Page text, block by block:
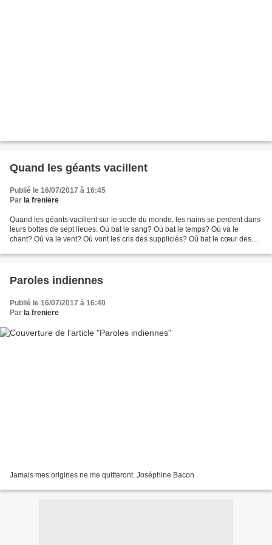
Quand les géants vacillent
Publié le 16/07/2017 à 16:45
Par la freniere
Quand les géants vacillent sur le socle du monde, les nains se perdent dans
leurs bottes de sept lieues. Où bat le sang? Où bat le temps? Où va le
chant? Où va le vent? Où vont les cris des suppliciés? Où bat le cœur des
Paroles indiennes
Publié le 16/07/2017 à 16:40
Par la freniere
Jamais mes origines ne me quitteront. Joséphine Bacon